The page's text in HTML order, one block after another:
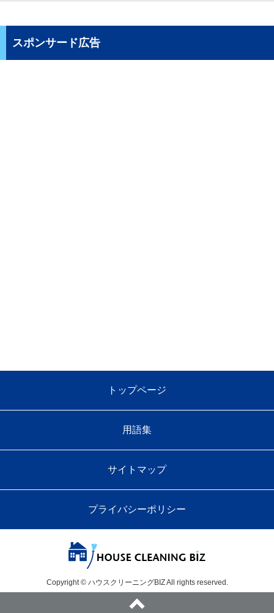
スポンサード広告
トップページ
用語集
サイトマップ
プライバシーポリシー
Copyright © ハウスクリーニングBIZ All rights reserved.